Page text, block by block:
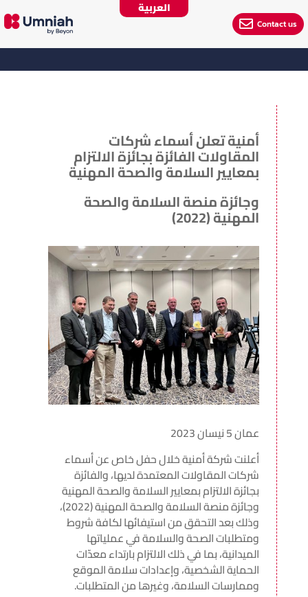
 Contact us
العربية
أمنية تعلن أسماء شركات
المقاولات الفائزة بجائزة الالتزام
بمعايير السلامة والصحة المهنية
وجائزة منصة السلامة والصحة
المهنية (2022)
عمان 5 نيسان 2023
أعلنت شركة أمنية خلال حفل خاص عن أسماء
شركات المقاولات المعتمدة لديها، والفائزة
بجائزة الالتزام بمعايير السلامة والصحة المهنية
وجائزة منصة السلامة والصحة المهنية (2022)،
وذلك بعد التحقق من استيفائها لكافة شروط
ومتطلبات الصحة والسلامة في عملياتها
الميدانية، بما في ذلك الالتزام بارتداء معدّات
الحماية الشخصية، وإعدادات سلامة الموقع
وممارسات السلامة، وغيرها من المتطلبات.